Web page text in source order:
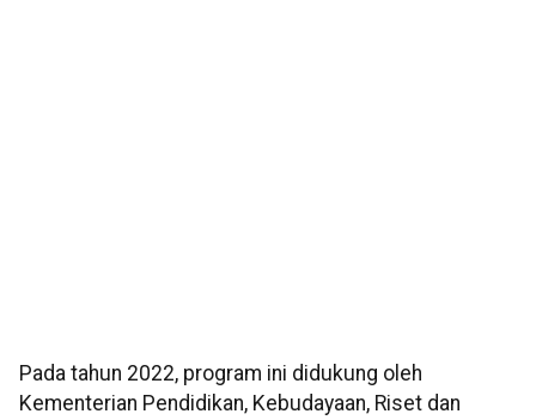
Pada tahun 2022, program ini didukung oleh
Kementerian Pendidikan, Kebudayaan, Riset dan